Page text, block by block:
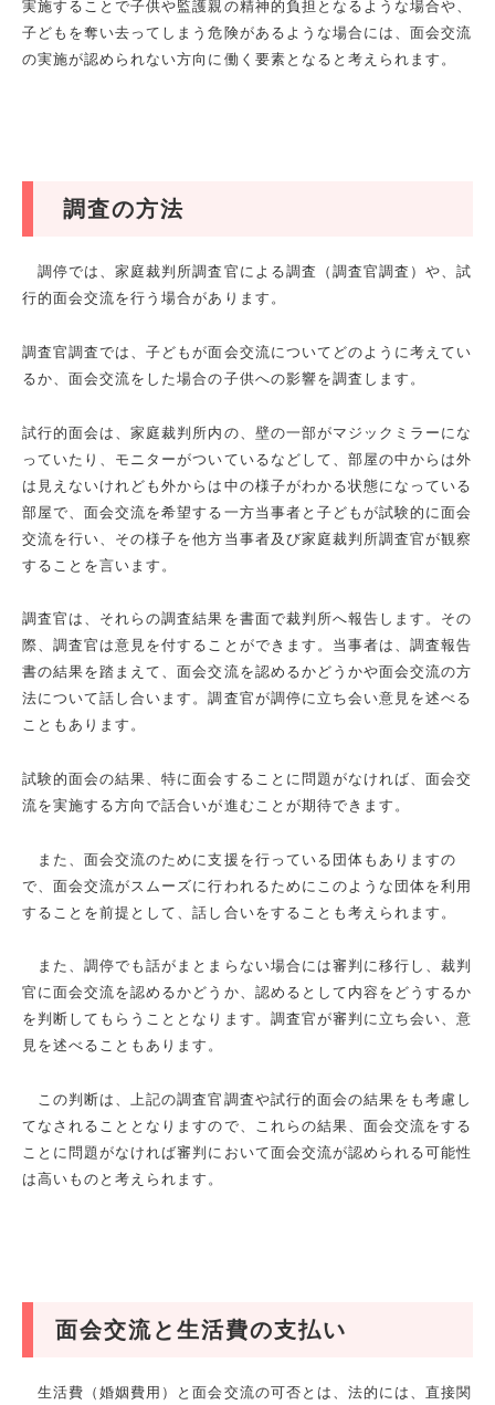
実施することで子供や監護親の精神的負担となるような場合や、
子どもを奪い去ってしまう危険があるような場合には、面会交流
の実施が認められない方向に働く要素となると考えられます。
調査の方法
調停では、家庭裁判所調査官による調査（調査官調査）や、試
行的面会交流を行う場合があります。
調査官調査では、子どもが面会交流についてどのように考えてい
るか、面会交流をした場合の子供への影響を調査します。
試行的面会は、家庭裁判所内の、壁の一部がマジックミラーにな
っていたり、モニターがついているなどして、部屋の中からは外
は見えないけれども外からは中の様子がわかる状態になっている
部屋で、面会交流を希望する一方当事者と子どもが試験的に面会
交流を行い、その様子を他方当事者及び家庭裁判所調査官が観察
することを言います。
調査官は、それらの調査結果を書面で裁判所へ報告します。その
際、調査官は意見を付することができます。当事者は、調査報告
書の結果を踏まえて、面会交流を認めるかどうかや面会交流の方
法について話し合います。調査官が調停に立ち会い意見を述べる
こともあります。
試験的面会の結果、特に面会することに問題がなければ、面会交
流を実施する方向で話合いが進むことが期待できます。
また、面会交流のために支援を行っている団体もありますの
で、面会交流がスムーズに行われるためにこのような団体を利用
することを前提として、話し合いをすることも考えられます。
また、調停でも話がまとまらない場合には審判に移行し、裁判
官に面会交流を認めるかどうか、認めるとして内容をどうするか
を判断してもらうこととなります。調査官が審判に立ち会い、意
見を述べることもあります。
この判断は、上記の調査官調査や試行的面会の結果をも考慮し
てなされることとなりますので、これらの結果、面会交流をする
ことに問題がなければ審判において面会交流が認められる可能性
は高いものと考えられます。
面会交流と生活費の支払い
生活費（婚姻費用）と面会交流の可否とは、法的には、直接関